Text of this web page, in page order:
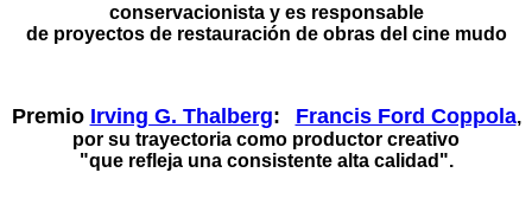
conservacionista y es responsable
de proyectos de restauración de obras del cine mudo
Premio Irving G. Thalberg: Francis Ford Coppola,
por su trayectoria como productor creativo
"que refleja una consistente alta calidad".